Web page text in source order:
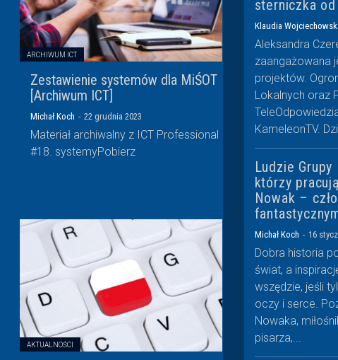
ARCHIWUM ICT
Zestawienie systemów dla MiŚOT
[Archiwum ICT]
Michał Koch - 22 grudnia 2023
Materiał archiwalny z ICT Professional
#18. systemyPobierz
AKTUALNOŚCI
sterniczka
Klaudia
Aleksandra
zaangażowana
projektów.
Lokalnych oraz
KameleonTV.
Ludzie
którzy
Nowak –
Michał Koch - 16
Dobra historia
świat, a
wszędzie, jeśli
oczy i serce.
Nowaka,
pisarza,...